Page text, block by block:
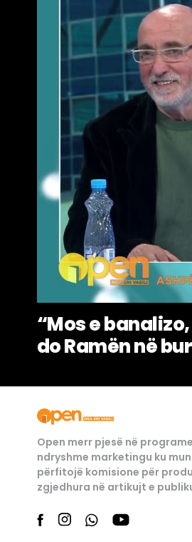
“Mos e
do Ramën në
Open merr pjesë në
ndryshme marketingu ku
përfitojë komisione për
zgjedhura në artikujt e